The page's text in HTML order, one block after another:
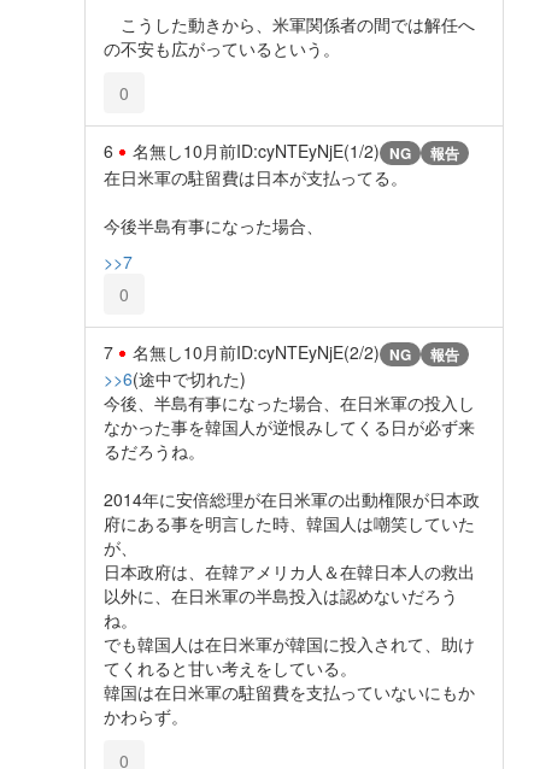
こうした動きから、米軍関係者の間では解任へ
の不安も広がっているという。
0
6 名無し10月前ID:cyNTEyNjE(1/2) NG 報告
在日米軍の駐留費は日本が支払ってる。
今後半島有事になった場合、
>>7
0
7 名無し10月前ID:cyNTEyNjE(2/2) NG 報告
>>6(途中で切れた)
今後、半島有事になった場合、在日米軍の投入し
なかった事を韓国人が逆恨みしてくる日が必ず来
るだろうね。
2014年に安倍総理が在日米軍の出動権限が日本政
府にある事を明言した時、韓国人は嘲笑していた
が、
日本政府は、在韓アメリカ人＆在韓日本人の救出
以外に、在日米軍の半島投入は認めないだろう
ね。
でも韓国人は在日米軍が韓国に投入されて、助け
てくれると甘い考えをしている。
韓国は在日米軍の駐留費を支払っていないにもか
かわらず。
0